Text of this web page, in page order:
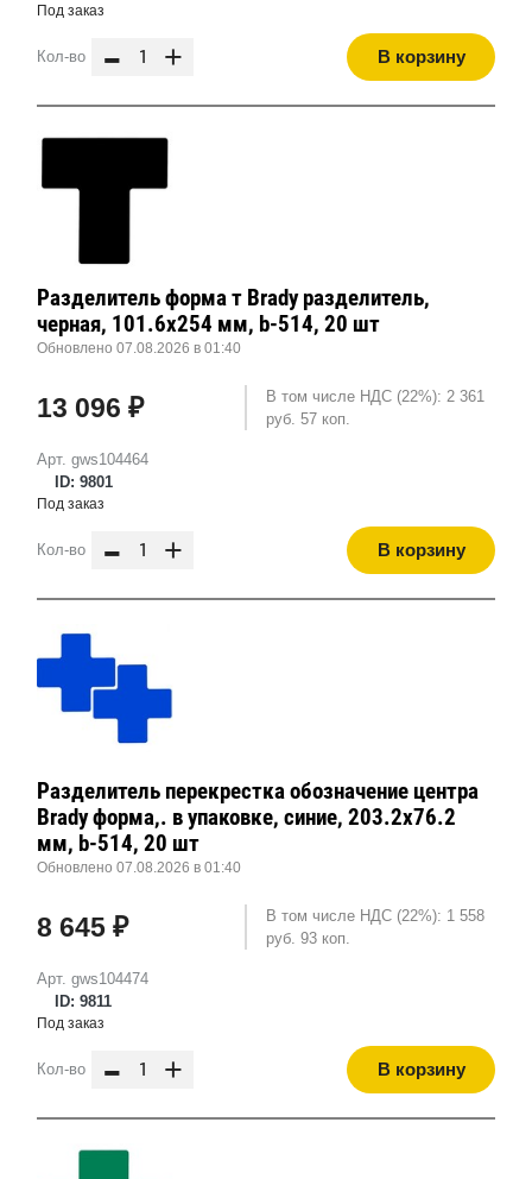
Под заказ
Кол-во - + В корзину
Арт. gws104464
ID: 9801
Разделитель форма т Brady разделитель,
черная, 101.6x254 мм, b-514, 20 шт
Обновлено 07.08.2026 в 01:40
13 096 ₽
В том числе НДС (22%): 2 361
руб. 57 коп.
Под заказ
Кол-во - + В корзину
Арт. gws104474
ID: 9811
Разделитель перекрестка обозначение центра
Brady форма,. в упаковке, синие, 203.2x76.2
мм, b-514, 20 шт
Обновлено 07.08.2026 в 01:40
8 645 ₽
В том числе НДС (22%): 1 558
руб. 93 коп.
Под заказ
Кол-во - + В корзину